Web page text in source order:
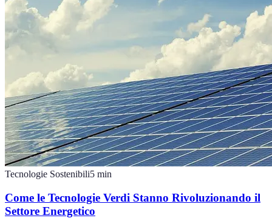
Tecnologie Sostenibili5 min
Come le Tecnologie Verdi Stanno Rivoluzionando il
Settore Energetico